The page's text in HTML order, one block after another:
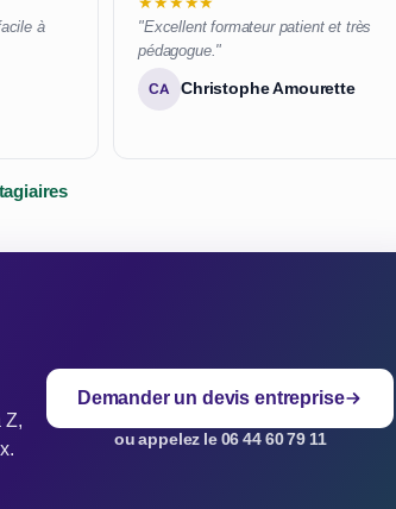
à
"Excellent formateur patient et très
pédagogue."
CA Christophe Amourette
Z,
Demander un devis entreprise
ou appelez le 06 44 60 79 11